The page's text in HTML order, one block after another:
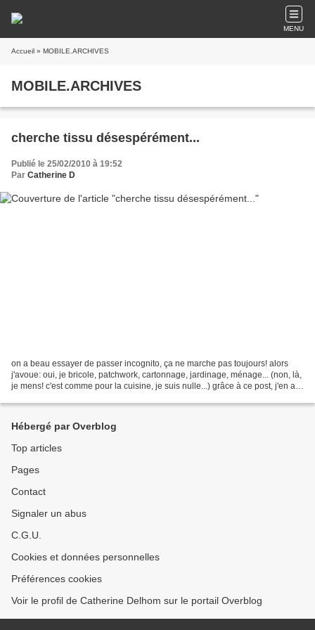
MENU
Accueil » MOBILE.ARCHIVES
MOBILE.ARCHIVES
cherche tissu désespérément...
Publié le 25/02/2010 à 19:52
Par Catherine D
on a beau essayer de passer incognito, ça ne marche pas toujours! alors
j'avoue: oui, je bricole, patchwork, cartonnage, jardinage, ménage... (non, là,
je mens! c'est comme pour la cuisine, je suis nulle...) grâce à ce post, j'en ai
Hébergé par Overblog
Top articles
Pages
Contact
Signaler un abus
C.G.U.
Cookies et données personnelles
Préférences cookies
Voir le profil de Catherine Delhom sur le portail Overblog